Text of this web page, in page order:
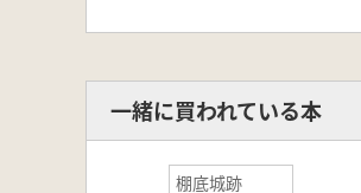
一緒に買われている本
棚底城跡